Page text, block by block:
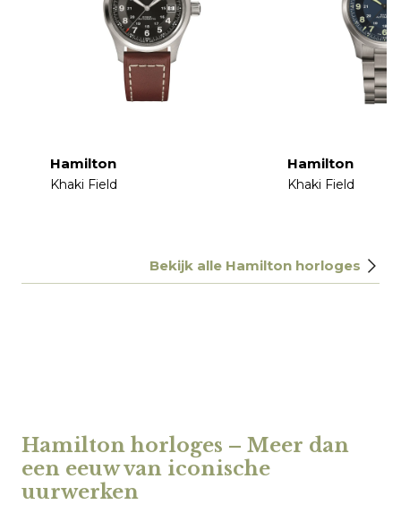
Hamilton
Khaki Field
Hamilton
Khaki Field
Bekijk alle Hamilton horloges
Hamilton horloges – Meer dan
een eeuw van iconische
uurwerken